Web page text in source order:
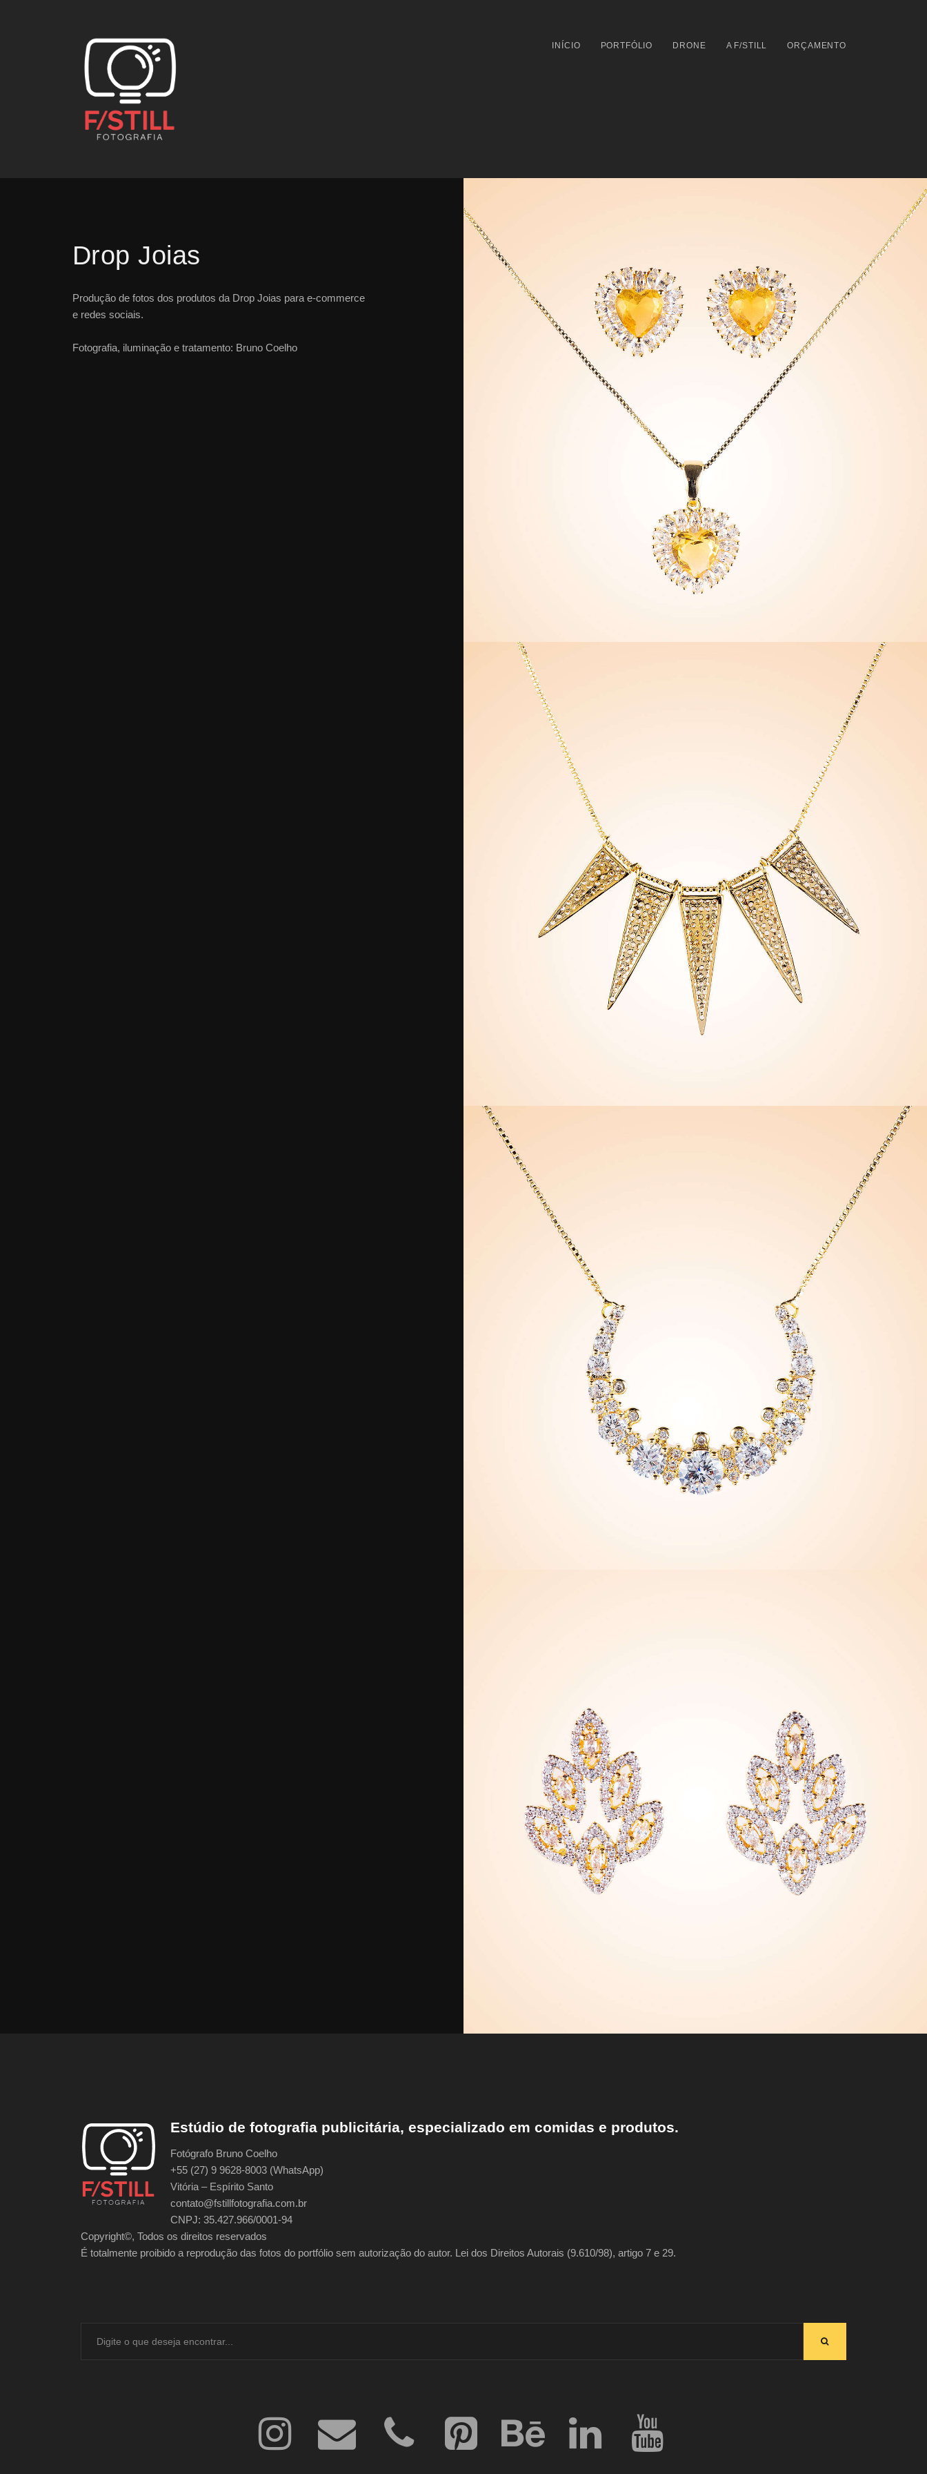
INÍCIO PORTFÓLIO DRONE A F/STILL ORÇAMENTO
Drop Joias
Produção de fotos dos produtos da Drop Joias para e-commerce
e redes sociais.
Fotografia, iluminação e tratamento: Bruno Coelho
Estúdio de fotografia publicitária, especializado em comidas e produtos.
Fotógrafo Bruno Coelho
+55 (27) 9 9628-8003 (WhatsApp)
Vitória – Espírito Santo
contato@fstillfotografia.com.br
CNPJ: 35.427.966/0001-94
Copyright©, Todos os direitos reservados
É totalmente proibido a reprodução das fotos do portfólio sem autorização do autor. Lei dos Direitos Autorais (9.610/98), artigo 7 e 29.